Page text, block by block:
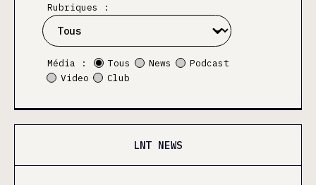
Rubriques :
Média : Tous News
Podcast
Video
Club
LNT NEWS